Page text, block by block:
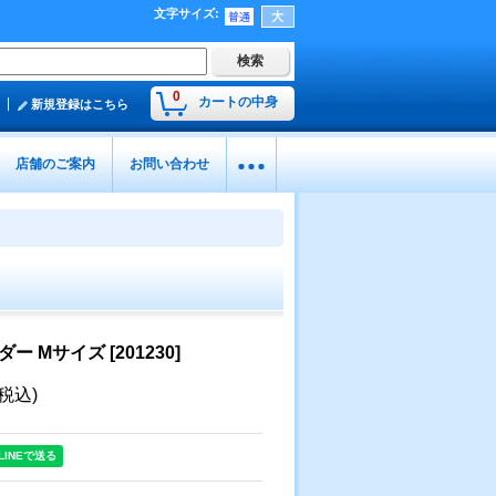
文字サイズ:
0 カートの中身
新規登録はこちら
店舗のご案内 お問い合わせ
ー Mサイズ [201230]
込)